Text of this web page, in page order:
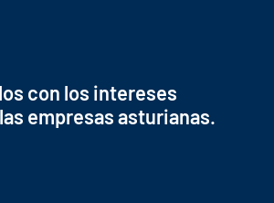
con los intereses
empresas asturianas.